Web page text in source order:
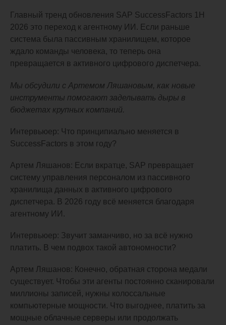
Главный тренд обновления SAP SuccessFactors 1H
2026 это переход к агентному ИИ. Если раньше
система была пассивным хранилищем, которое
ждало команды человека, то теперь она
превращается в активного цифрового диспетчера.
Мы обсудили с Артемом Ляшановым, как новые
инструменты помогают заделывать дыры в
бюджетах крупных компаний.
Интервьюер: Что принципиально меняется в
SuccessFactors в этом году?
Артем Ляшанов: Если вкратце, SAP превращает
систему управления персоналом из пассивного
хранилища данных в активного цифрового
диспетчера. В 2026 году всё меняется благодаря
агентному ИИ.
Интервьюер: Звучит заманчиво, но за всё нужно
платить. В чем подвох такой автономности?
Артем Ляшанов: Конечно, обратная сторона медали
существует. Чтобы эти агенты постоянно сканировали
миллионы записей, нужны колоссальные
компьютерные мощности. Что выгоднее, платить за
мощные облачные серверы или продолжать